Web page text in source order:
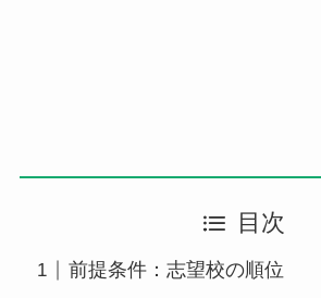
目次
前提条件：志望校の順位